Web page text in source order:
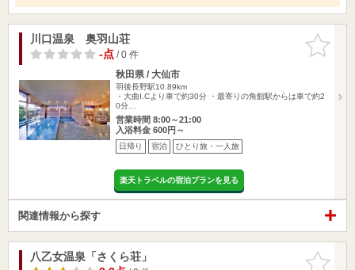
お気に入
りに追加
川口温泉 奥羽山荘
-点/ 0 件
秋田県 / 大仙市
羽後長野駅10.89km
・大曲I.Cより車で約30分 ・最寄りの角館駅からは車で約2
0分…
営業時間 8:00～21:00
入浴料金 600円～
日帰り 宿泊 ひとり旅・一人旅
楽天トラベルの宿泊プランを見る
関連情報から探す
お気に入
八乙女温泉「さくら荘」